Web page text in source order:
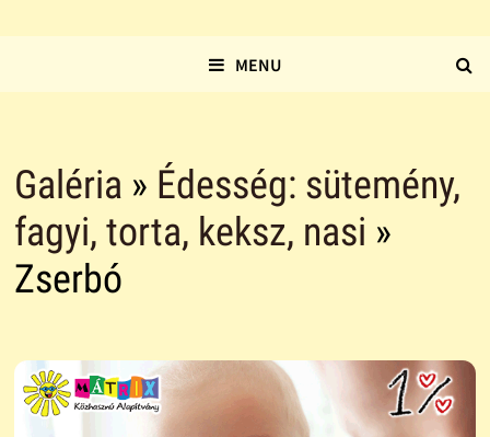
MENU
Galéria » Édesség: sütemény,
fagyi, torta, keksz, nasi »
Zserbó